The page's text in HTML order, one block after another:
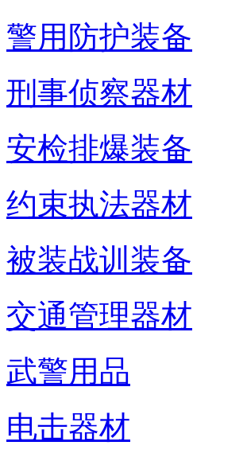
警用防护装备
刑事侦察器材
安检排爆装备
约束执法器材
被装战训装备
交通管理器材
武警用品
电击器材